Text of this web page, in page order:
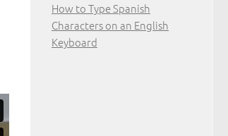
How to Type Spanish
Characters on an English
Keyboard